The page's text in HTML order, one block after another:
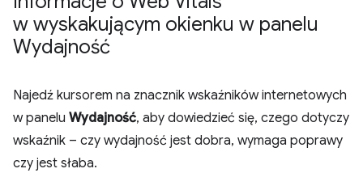
w wyskakującym okienku w panelu
Wydajność
Najedź kursorem na znacznik wskaźników internetowych
w panelu Wydajność, aby dowiedzieć się, czego dotyczy
wskaźnik – czy wydajność jest dobra, wymaga poprawy
czy jest słaba.